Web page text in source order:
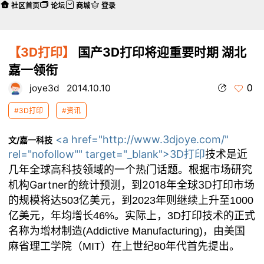
【3D打印】
国产3D打印将迎重要时期 湖北
嘉一领衔
joye3d 2014.10.10 0
#3D打印 #资讯
文/嘉一科技 <a href="http://www.3djoye.com/"
rel="nofollow"" target="_blank">3D打印技术是近
几年全球高科技领域的一个热门话题。根据市场研究
机构Gartner的统计预测，到2018年全球3D打印市场
的规模将达503亿美元，到2023年则继续上升至1000
亿美元，年均增长46%。实际上，3D打印技术的正式
名称为增材制造(Addictive Manufacturing)，由美国
麻省理工学院（MIT）在上世纪80年代首先提出。
社区首页 论坛 商城 登录